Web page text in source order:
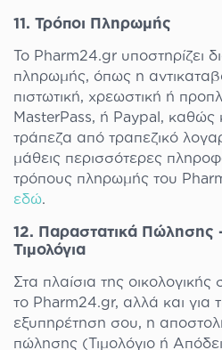
11. Τρόποι Πληρωμής
Το Pharm24.gr υποστηρίζει
πληρωμής, όπως η
πιστωτική, χρεωστική ή
MasterPass, ή Paypal, καθώς
τράπεζα από τραπεζικό
μάθεις περισσότερες
τρόπους πληρωμής του
εδώ.
12. Παραστατικά Πώλησης
Τιμολόγια
Στα πλαίσια της οικολογικής
το Pharm24.gr, αλλά και για
εξυπηρέτηση σου, η
πώλησης (Τιμολόγιο ή